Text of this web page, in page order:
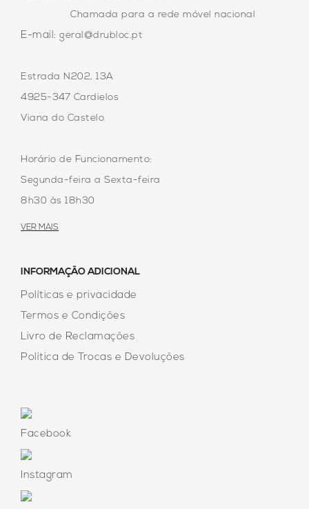
Chamada para a rede móvel nacional
E-mail: geral@drubloc.pt
Estrada N202, 13A
4925-347 Cardielos
Viana do Castelo
Horário de Funcionamento:
Segunda-feira a Sexta-feira
8h30 às 18h30
VER MAIS
INFORMAÇÃO ADICIONAL
Políticas e privacidade
Termos e Condições
Livro de Reclamações
Política de Trocas e Devoluções
Facebook
Instagram